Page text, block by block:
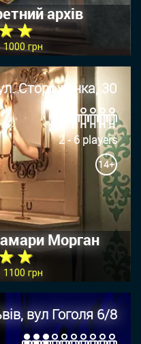
архів
★
грн
Стороженка, 30
2 - 6 players
14+
Морган
★
грн
вул Гоголя 6/8